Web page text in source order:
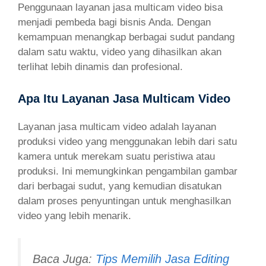
Penggunaan layanan jasa multicam video bisa
menjadi pembeda bagi bisnis Anda. Dengan
kemampuan menangkap berbagai sudut pandang
dalam satu waktu, video yang dihasilkan akan
terlihat lebih dinamis dan profesional.
Apa Itu Layanan Jasa Multicam Video
Layanan jasa multicam video adalah layanan
produksi video yang menggunakan lebih dari satu
kamera untuk merekam suatu peristiwa atau
produksi. Ini memungkinkan pengambilan gambar
dari berbagai sudut, yang kemudian disatukan
dalam proses penyuntingan untuk menghasilkan
video yang lebih menarik.
Baca Juga: Tips Memilih Jasa Editing